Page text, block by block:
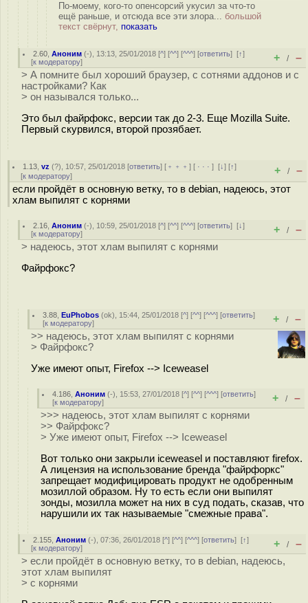
По-моему, кого-то опенсорсий укусил за что-то
ещё раньше, и отсюда все эти злора... большой
текст свёрнут, показать
2.60 ,Аноним (-), 13:13, 25/01/2018 [^] [^^] [^^^] [ответить][↑]
[к модератору] + / –
> А помните был хороший браузер, с сотнями аддонов и с
настройками? Как
> он назывался только...
Это был файрфокс, версии так до 2-3. Еще Mozilla Suite.
Первый скурвился, второй прозябает.
1.13 ,vz (?), 10:57, 25/01/2018 [ответить] [ ﹢﹢﹢] [ · · ·][↓] [↑]
[к модератору] + / –
если пройдёт в основную ветку, то в debian, надеюсь, этот
хлам выпилят с корнями
2.16 ,Аноним (-), 10:59, 25/01/2018 [^] [^^] [^^^] [ответить][↓]
[к модератору] + / –
> надеюсь, этот хлам выпилят с корнями
Файрфокс?
3.88 ,EuPhobos (ok), 15:44, 25/01/2018 [^] [^^] [^^^] [ответить]
[к модератору] + / –
>> надеюсь, этот хлам выпилят с корнями
> Файрфокс?
Уже имеют опыт, Firefox --> Iceweasel
4.186 ,Аноним (-), 15:53, 27/01/2018 [^] [^^] [^^^] [ответить]
[к модератору] + / –
>>> надеюсь, этот хлам выпилят с корнями
>> Файрфокс?
> Уже имеют опыт, Firefox --> Iceweasel
Вот только они закрыли iceweasel и поставляют firefox.
А лицензия на использование бренда "файрфоркс"
запрещает модифицировать продукт не одобренным
мозиллой образом. Ну то есть если они выпилят
зонды, мозилла может на них в суд подать, сказав, что
нарушили их так называемые "смежные права".
2.155 ,Аноним (-), 07:36, 26/01/2018 [^] [^^] [^^^] [ответить][↑]
[к модератору] + / –
> если пройдёт в основную ветку, то в debian, надеюсь,
этот хлам выпилят
> с корнями